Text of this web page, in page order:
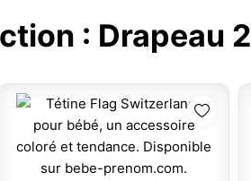
: Drapeau 2